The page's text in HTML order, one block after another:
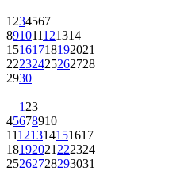
1 234567
891011121314
15161718192021
22232425262728
2930
1 23
45678910
11121314151617
18192021 222324
25262728293031